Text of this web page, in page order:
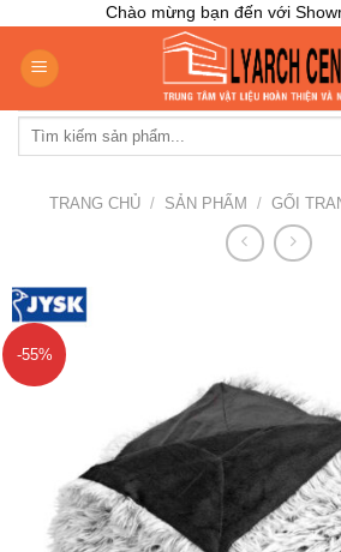
content
Chào mừng bạn đến với
Tìm
TRANG CHỦ / SẢN PHẨM / GỐI
-55%